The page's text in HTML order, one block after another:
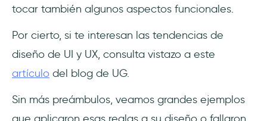
tocar también algunos aspectos funcionales.
Por cierto, si te interesan las tendencias de
diseño de UI y UX, consulta vistazo a este
artículo del blog de UG.
Sin más preámbulos, veamos grandes ejemplos